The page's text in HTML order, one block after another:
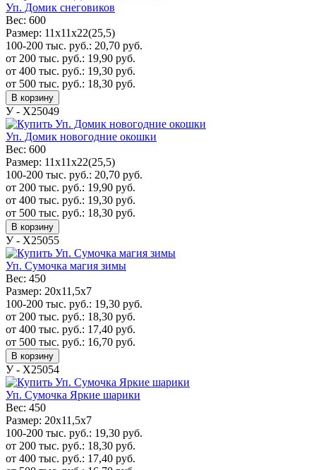
Уп. Домик снеговиков
Вес: 600
Размер: 11х11х22(25,5)
100-200 тыс. руб.: 20,70 руб.
от 200 тыс. руб.: 19,90 руб.
от 400 тыс. руб.: 19,30 руб.
от 500 тыс. руб.: 18,30 руб.
В корзину
У - Х25049
Уп. Домик новогодние окошки
Вес: 600
Размер: 11х11х22(25,5)
100-200 тыс. руб.: 20,70 руб.
от 200 тыс. руб.: 19,90 руб.
от 400 тыс. руб.: 19,30 руб.
от 500 тыс. руб.: 18,30 руб.
В корзину
У - Х25055
Уп. Сумочка магия зимы
Вес: 450
Размер: 20x11,5x7
100-200 тыс. руб.: 19,30 руб.
от 200 тыс. руб.: 18,30 руб.
от 400 тыс. руб.: 17,40 руб.
от 500 тыс. руб.: 16,70 руб.
В корзину
У - Х25054
Уп. Сумочка Яркие шарики
Вес: 450
Размер: 20x11,5x7
100-200 тыс. руб.: 19,30 руб.
от 200 тыс. руб.: 18,30 руб.
от 400 тыс. руб.: 17,40 руб.